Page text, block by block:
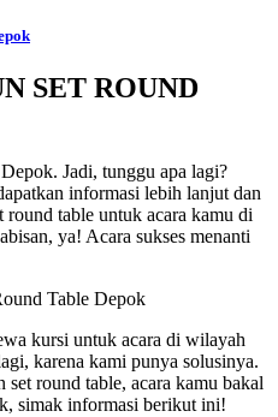
SET ROUND
Jadi, tunggu apa lagi?
informasi lebih lanjut dan
round table untuk acara kamu di
ya! Acara sukses menanti
kursi untuk acara di wilayah
karena kami punya solusinya.
round table, acara kamu bakal
simak informasi berikut ini!